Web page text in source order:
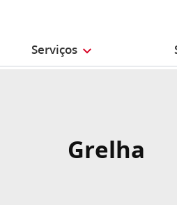
Serviços
Grelha